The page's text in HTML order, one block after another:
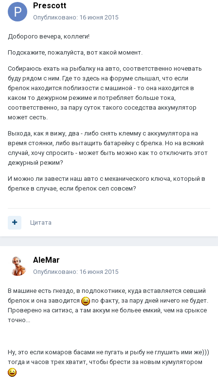
Prescott
Опубликовано: 16 июня 2015
Доборого вечера, коллеги!
Подскажите, пожалуйста, вот какой момент.
Собираюсь ехать на рыбалку на авто, соответственно ночевать
буду рядом с ним. Где то здесь на форуме слышал, что если
брелок находится поблизости с машиной - то она находится в
каком то дежурном режиме и потребляет больше тока,
соответственно, за пару суток такого соседства аккумулятор
может сесть.
Выхода, как я вижу, два - либо снять клемму с аккумулятора на
время стоянки, либо вытащить батарейку с брелка. Но на всякий
случай, хочу спросить - может быть можно как то отключить этот
дежурный режим?
И можно ли завести наш авто с механического ключа, который в
брелке в случае, если брелок сел совсем?
Цитата
AleMar
Опубликовано: 16 июня 2015
В машине есть гнездо, в подлокотнике, куда вставляется севший
брелок и она заводится
по факту, за пару дней ничего не будет.
Проверено на ситиэс, а там аккум не больее емкий, чем на срыксе
точно...
Ну, это если комаров басами не пугать и рыбу не глушить ими же)))
тогда и часов трех хватит, чтобы брести за новым кумулятором